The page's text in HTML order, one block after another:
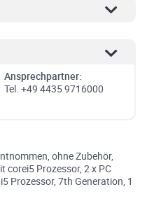
Ansprechpartner:
Tel. +49 4435 9716000
ohne Zubehör,
corei5 Prozessor, 2 x PC
Prozessor, 7th Generation, 1